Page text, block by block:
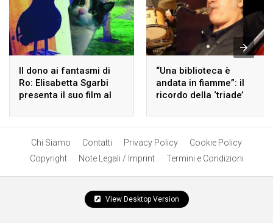
Il dono ai fantasmi di
Ro: Elisabetta Sgarbi
presenta il suo film al
“Una biblioteca è
andata in fiamme”: il
ricordo della ‘triade’
Chi Siamo Contatti Privacy Policy
Cookie Policy
Copyright
Note Legali / Imprint Termini e Condizioni
View Desktop Version